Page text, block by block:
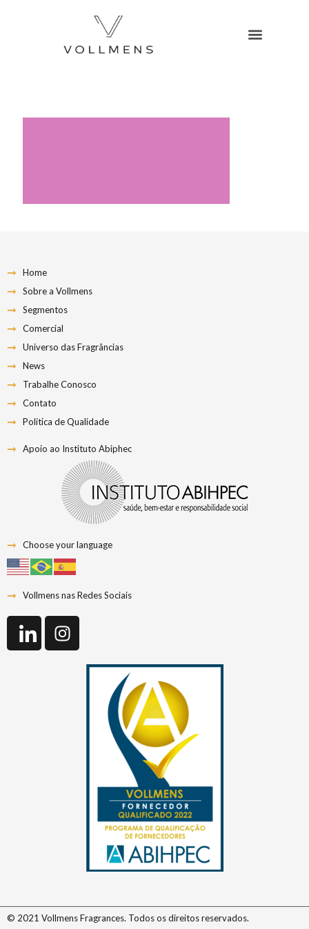
Home
Sobre a Vollmens
Segmentos
Comercial
Universo das Fragrâncias
News
Trabalhe Conosco
Contato
Política de Qualidade
Apoio ao Instituto Abiphec
Choose your language
Vollmens nas Redes Sociais
© 2021 Vollmens Fragrances. Todos os direitos reservados.